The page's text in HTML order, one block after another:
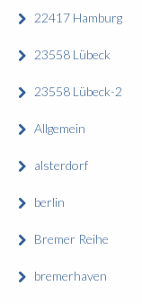
22417 Hamburg
23558 Lübeck
23558 Lübeck-2
Allgemein
alsterdorf
berlin
Bremer Reihe
bremerhaven